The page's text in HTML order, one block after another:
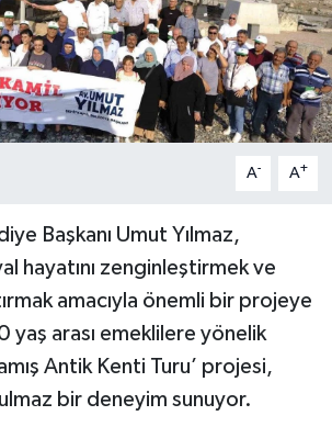
A- A+
Başkanı Umut Yılmaz,
hayatını zenginleştirmek ve
amacıyla önemli bir projeye
yaş arası emeklilere yönelik
Antik Kenti Turu’ projesi,
bir deneyim sunuyor.